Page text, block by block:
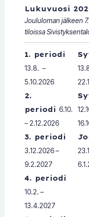
Lukuvuosi
Joululoman jälkeen
tiloissa
1. periodi
13.8. –
5.10.2026
2.
periodi 6.10.
– 2.12.2026
3. periodi
3.12.2026 –
9.2.2027
4. periodi
10.2. –
13.4.2027